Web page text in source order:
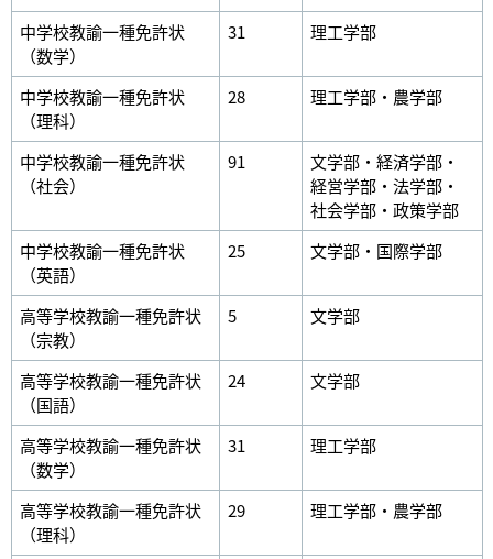
中学校教諭一種免許状
（数学）
31 理工学部
中学校教諭一種免許状
（理科）
28 理工学部・農学部
中学校教諭一種免許状
（社会）
91
文学部・経済学部・
経営学部・法学部・
社会学部・政策学部
中学校教諭一種免許状
（英語）
25 文学部・国際学部
高等学校教諭一種免許状
（宗教）
5 文学部
高等学校教諭一種免許状
（国語）
24 文学部
高等学校教諭一種免許状
（数学）
31 理工学部
高等学校教諭一種免許状
（理科）
29 理工学部・農学部